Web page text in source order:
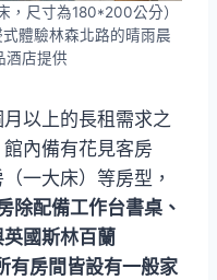
，尺寸為180*200公分）
體驗林森北路的晴雨晨
酒店提供
以上的長租需求之
內備有花見客房
一大床）等房型，
除配備工作台書桌、
國斯林百蘭
有房間皆設有一般家